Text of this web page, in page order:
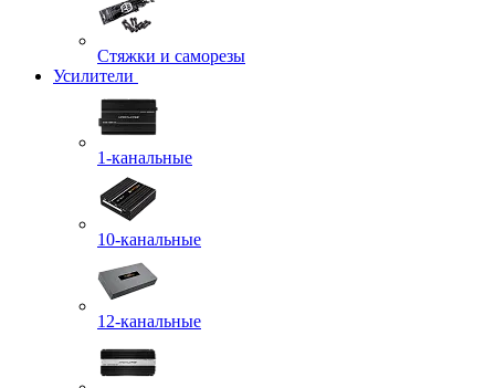
Стяжки и саморезы
Усилители
1-канальные
10-канальные
12-канальные